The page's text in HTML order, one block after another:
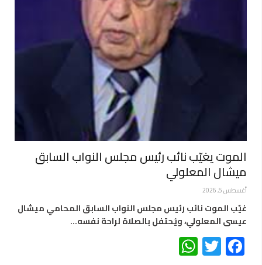
الموت يغيّب نائب رئيس مجلس النواب السابق
ميشال المعلولي
أغسطس 5, 2026
غيّب الموت نائب رئيس مجلس النواب السابق المحامي ميشال
عيسى المعلولي، ويُحتفل بالصلاة لراحة نفسه…
Facebook
Twitter